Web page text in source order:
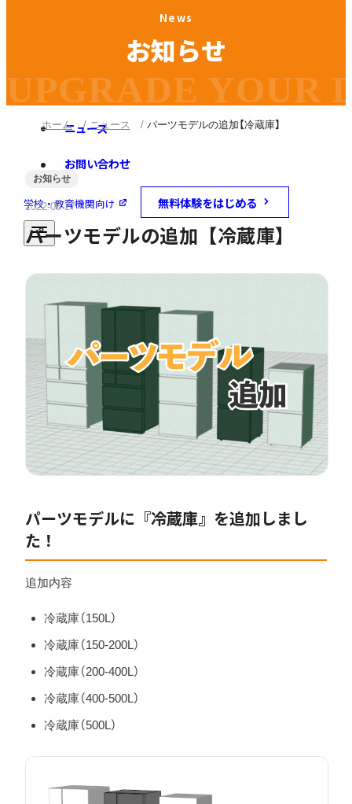
マニュアル
旧バージョンダウンロード
ニュース
お問い合わせ
学校・教育機関向け 無料体験をはじめる
News
お知らせ
UPGRADE YOUR
ホーム ニュース パーツモデルの追加【冷蔵庫】
お知らせ
2022-05-27
パーツモデルの追加【冷蔵庫】
パーツモデルに『冷蔵庫』を追加しまし
た！
追加内容
冷蔵庫（150L）
冷蔵庫（150-200L）
冷蔵庫（200-400L）
冷蔵庫（400-500L）
冷蔵庫（500L）